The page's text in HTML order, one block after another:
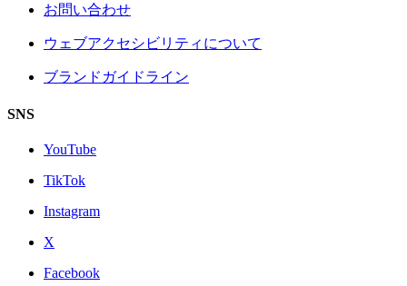
お問い合わせ
ウェブアクセシビリティについて
ブランドガイドライン
SNS
YouTube
TikTok
Instagram
X
Facebook